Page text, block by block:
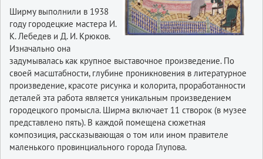
Ширму выполнили в 1938
году городецкие мастера И.
К. Лебедев и Д. И. Крюков.
Изначально она
задумывалась как крупное выставочное произведение. По
своей масштабности, глубине проникновения в литературное
произведение, красоте рисунка и колорита, проработанности
деталей эта работа является уникальным произведением
городецкого промысла. Ширма включает 11 створок (в музее
представлено пять). В каждой помещена сюжетная
композиция, рассказывающая о том или ином правителе
маленького провинциального города Глупова.